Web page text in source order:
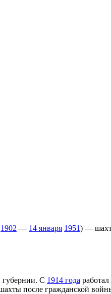
1902 — 14 января 1951) —
губернии. С 1914 года
после гражданской